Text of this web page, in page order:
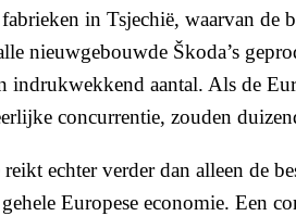
in Tsjechië, waarvan
nieuwgebouwde Škoda’s
indrukwekkend aantal. Als de
concurrentie, zouden
echter verder dan alleen de
Europese economie. Een